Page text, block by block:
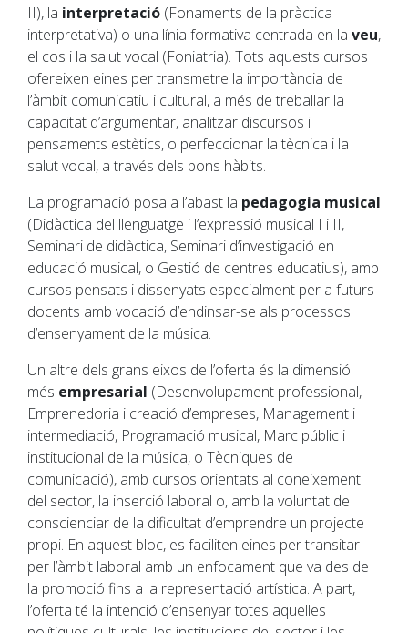
II), la interpretació (Fonaments de la pràctica
interpretativa) o una línia formativa centrada en la veu,
el cos i la salut vocal (Foniatria). Tots aquests cursos
ofereixen eines per transmetre la importància de
l’àmbit comunicatiu i cultural, a més de treballar la
capacitat d’argumentar, analitzar discursos i
pensaments estètics, o perfeccionar la tècnica i la
salut vocal, a través dels bons hàbits.
La programació posa a l’abast la pedagogia musical
(Didàctica del llenguatge i l’expressió musical I i II,
Seminari de didàctica, Seminari d’investigació en
educació musical, o Gestió de centres educatius), amb
cursos pensats i dissenyats especialment per a futurs
docents amb vocació d’endinsar-se als processos
d’ensenyament de la música.
Un altre dels grans eixos de l’oferta és la dimensió
més empresarial (Desenvolupament professional,
Emprenedoria i creació d’empreses, Management i
intermediació, Programació musical, Marc públic i
institucional de la música, o Tècniques de
comunicació), amb cursos orientats al coneixement
del sector, la inserció laboral o, amb la voluntat de
conscienciar de la dificultat d’emprendre un projecte
propi. En aquest bloc, es faciliten eines per transitar
per l’àmbit laboral amb un enfocament que va des de
la promoció fins a la representació artística. A part,
l’oferta té la intenció d’ensenyar totes aquelles